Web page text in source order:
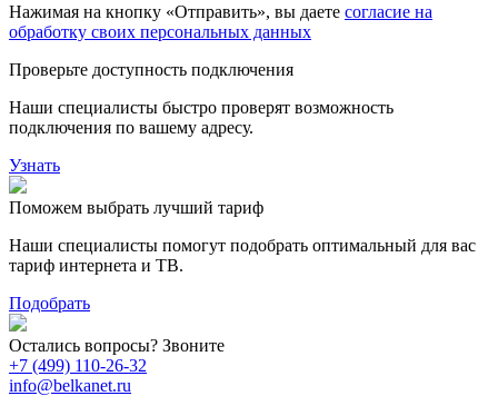
Нажимая на кнопку «Отправить», вы даете согласие на
обработку своих персональных данных
Проверьте доступность подключения
Наши специалисты быстро проверят возможность
подключения по вашему адресу.
Узнать
Поможем выбрать лучший тариф
Наши специалисты помогут подобрать оптимальный для вас
тариф интернета и ТВ.
Подобрать
Остались вопросы? Звоните
+7 (499) 110-26-32
info@belkanet.ru